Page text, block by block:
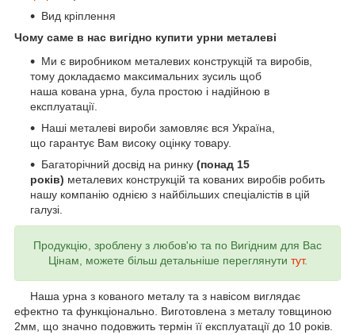
Вид кріплення
Чому саме в нас вигідно купити урни металеві
Ми є виробником металевих конструкцій та виробів,
тому докладаємо максимальних зусиль щоб
наша кована урна, була простою і надійною в
експлуатації.
Наші металеві вироби замовляє вся Україна,
що гарантує Вам високу оцінку товару.
Багаторічний досвід на ринку (понад 15
років) металевих конструкцій та кованих виробів робить
нашу компанію однією з найбільших спеціалістів в цій
галузі.
Продукцію, зроблену з любов'ю та по Вигідним для Вас
Цінам, можете більш детальніше переглянути тут.
Наша урна з кованого металу та з навісом виглядає
ефектно та функціонально. Виготовлена з металу товщиною
2мм, що значно подовжить термін її експлуатації до 10 років.